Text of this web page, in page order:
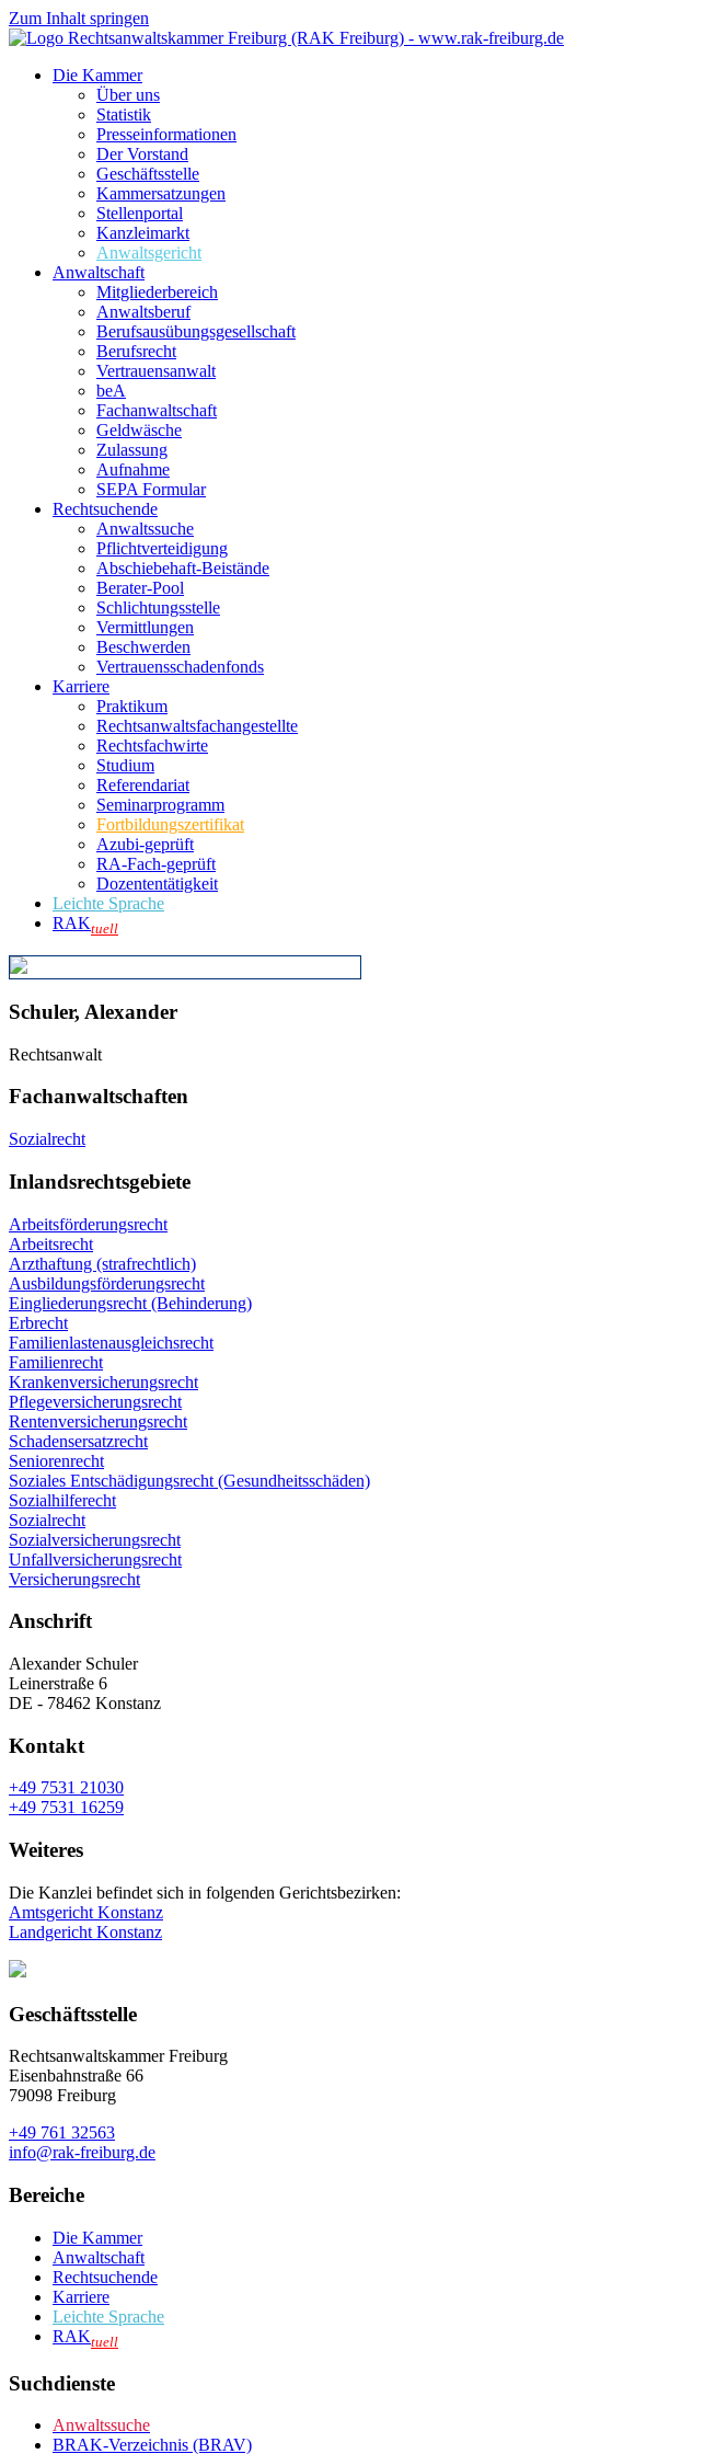
Zum Inhalt springen
Die Kammer
Über uns
Statistik
Presseinformationen
Der Vorstand
Geschäftsstelle
Kammersatzungen
Stellenportal
Kanzleimarkt
Anwaltsgericht
Anwaltschaft
Mitgliederbereich
Anwaltsberuf
Berufsausübungs­gesellschaft
Berufsrecht
Vertrauensanwalt
beA
Fachanwaltschaft
Geldwäsche
Zulassung
Aufnahme
SEPA Formular
Rechtsuchende
Anwaltssuche
Pflichtverteidigung
Abschiebehaft-Beistände
Berater-Pool
Schlichtungsstelle
Vermittlungen
Beschwerden
Vertrauensschadenfonds
Karriere
Praktikum
Rechtsanwalts­fachangestellte
Rechtsfachwirte
Studium
Referendariat
Seminarprogramm
Fortbildungszertifikat
Azubi-geprüft
RA-Fach-geprüft
Dozententätigkeit
Leichte Sprache
RAKtuell
Schuler, Alexander
Rechtsanwalt
Fachanwaltschaften
Sozialrecht
Inlandsrechtsgebiete
Arbeitsförderungsrecht
Arbeitsrecht
Arzthaftung (strafrechtlich)
Ausbildungsförderungsrecht
Eingliederungsrecht (Behinderung)
Erbrecht
Familienlastenausgleichsrecht
Familienrecht
Krankenversicherungsrecht
Pflegeversicherungsrecht
Rentenversicherungsrecht
Schadensersatzrecht
Seniorenrecht
Soziales Entschädigungsrecht (Gesundheitsschäden)
Sozialhilferecht
Sozialrecht
Sozialversicherungsrecht
Unfallversicherungsrecht
Versicherungsrecht
Anschrift
Alexander Schuler
Leinerstraße 6
DE - 78462 Konstanz
Kontakt
+49 7531 21030
+49 7531 16259
Weiteres
Die Kanzlei befindet sich in folgenden Gerichtsbezirken:
Amtsgericht Konstanz
Landgericht Konstanz
Geschäftsstelle
Rechtsanwaltskammer Freiburg
Eisenbahnstraße 66
79098 Freiburg
+49 761 32563
info@rak-freiburg.de
Bereiche
Die Kammer
Anwaltschaft
Rechtsuchende
Karriere
Leichte Sprache
RAKtuell
Suchdienste
Anwaltssuche
BRAK-Verzeichnis (BRAV)